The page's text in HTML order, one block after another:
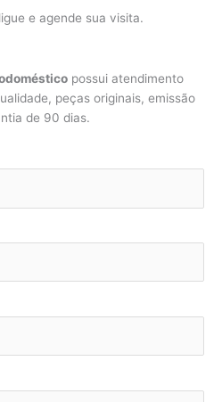
e agende sua visita.
possui atendimento
peças originais, emissão
de 90 dias.